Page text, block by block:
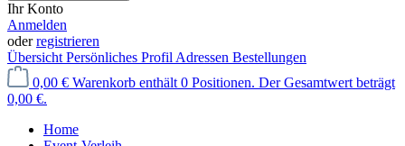
Ihr Konto
Anmelden
oderregistrieren
Übersicht Persönliches Profil Adressen Bestellungen
0,00 € Warenkorb enthält 0 Positionen. Der Gesamtwert beträgt
0,00 €.
Home